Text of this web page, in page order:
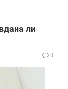
ли
0